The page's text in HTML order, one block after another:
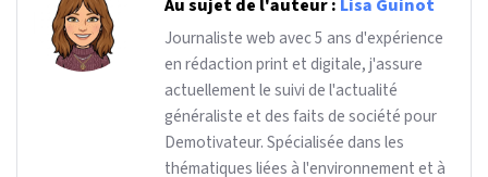
Au sujet de l'auteur : Lisa Guinot
Journaliste web avec 5 ans d'expérience
en rédaction print et digitale, j'assure
actuellement le suivi de l'actualité
généraliste et des faits de société pour
Demotivateur. Spécialisée dans les
thématiques liées à l'environnement et à